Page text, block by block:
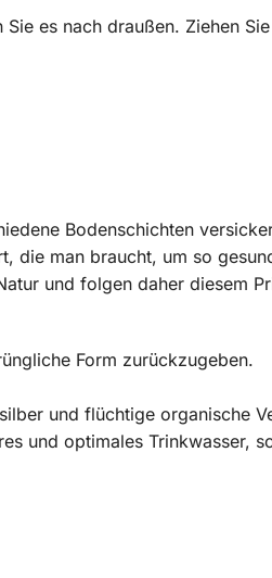
es nach draußen. Ziehen
Bodenschichten
die man braucht, um so
und folgen daher diesem
Form zurückzugeben.
und flüchtige organische
und optimales Trinkwasser,